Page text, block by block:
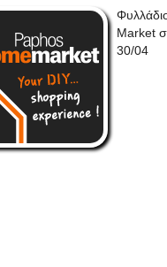
Market
30/04